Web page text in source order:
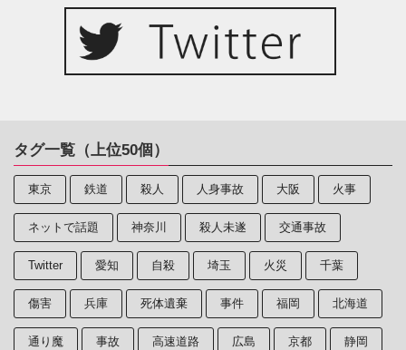
タグ一覧（上位50個）
東京 鉄道 殺人 人身事故 大阪 火事
ネットで話題 神奈川 殺人未遂 交通事故
Twitter 愛知 自殺 埼玉 火災 千葉
傷害 兵庫 死体遺棄 事件 福岡 北海道
通り魔 事故 高速道路 広島 京都 静岡